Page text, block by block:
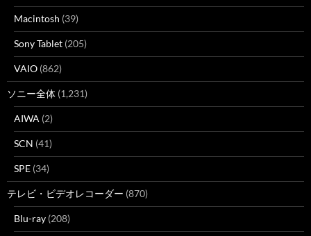
Macintosh (39)
Sony Tablet (205)
VAIO (862)
ソニー全体 (1,231)
AIWA (2)
SCN (41)
SPE (34)
テレビ・ビデオレコーダー (870)
Blu-ray (208)